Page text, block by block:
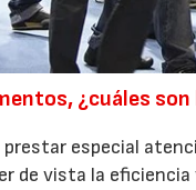
¿cuáles
prestar especial
de vista la